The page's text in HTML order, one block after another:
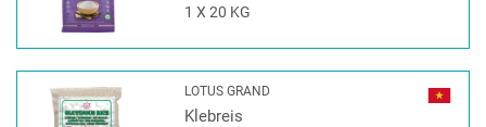
1 X 20 KG
LOTUS GRAND
Klebreis